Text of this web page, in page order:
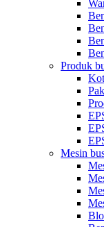
Produk
Mesin